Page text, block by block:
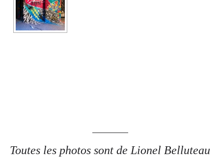
Toutes les photos sont de Lionel Belluteau